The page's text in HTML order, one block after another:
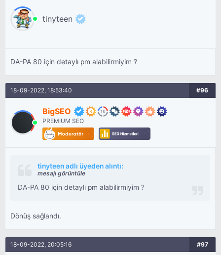
tinyteen
DA-PA 80 için detaylı pm alabilirmiyim ?
18-09-2022, 18:53:40 #96
BigSEO
PREMIUM SEO
tinyteen adlı üyeden alıntı:
mesajı görüntüle
DA-PA 80 için detaylı pm alabilirmiyim ?
Dönüş sağlandı.
18-09-2022, 20:05:16 #97